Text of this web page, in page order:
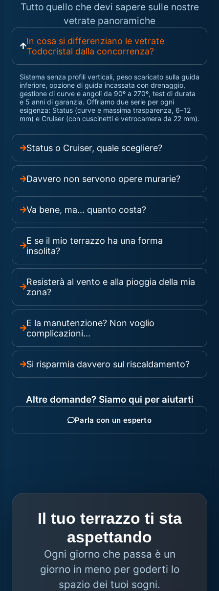
Tutto quello che devi sapere sulle nostre
vetrate panoramiche
In cosa si differenziano le vetrate
Todocristal dalla concorrenza?
Sistema senza profili verticali, peso scaricato sulla guida
inferiore, opzione di guida incassata con drenaggio,
gestione di curve e angoli da 90º a 270º, test di durata
e 5 anni di garanzia. Offriamo due serie per ogni
esigenza: Status (curve e massima trasparenza, 6–12
mm) e Cruiser (con cuscinetti e vetrocamera da 22 mm).
Status o Cruiser, quale scegliere?
Davvero non servono opere murarie?
Va bene, ma... quanto costa?
E se il mio terrazzo ha una forma
insolita?
Resisterà al vento e alla pioggia della mia
zona?
E la manutenzione? Non voglio
complicazioni...
Si risparmia davvero sul riscaldamento?
Altre domande? Siamo qui per aiutarti
Parla con un esperto
Il tuo terrazzo ti sta
aspettando
Ogni giorno che passa è un
giorno in meno per goderti lo
spazio dei tuoi sogni.